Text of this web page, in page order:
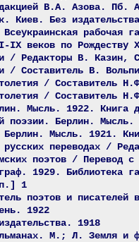
В.А. Азова. Пб.
Киев. Без
рабочая
IX веков по
/ Редакторы В.
/ Составитель В.
/ Составитель
/
Мысль. 1922. Книга
поэзии. Берлин.
Берлин. Мысль. 1921.
русских переводах /
поэтов / Перевод
1929. Библиотека
1
поэтов и
1922
1918
М.; Л. Земля и